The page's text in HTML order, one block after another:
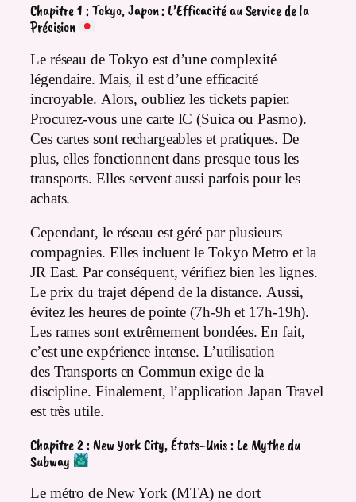
Chapitre 1 : Tokyo, Japon : L’Efficacité au Service de la
Précision
Le réseau de Tokyo est d’une complexité
légendaire. Mais, il est d’une efficacité
incroyable. Alors, oubliez les tickets papier.
Procurez-vous une carte IC (Suica ou Pasmo).
Ces cartes sont rechargeables et pratiques. De
plus, elles fonctionnent dans presque tous les
transports. Elles servent aussi parfois pour les
achats.
Cependant, le réseau est géré par plusieurs
compagnies. Elles incluent le Tokyo Metro et la
JR East. Par conséquent, vérifiez bien les lignes.
Le prix du trajet dépend de la distance. Aussi,
évitez les heures de pointe (7h-9h et 17h-19h).
Les rames sont extrêmement bondées. En fait,
c’est une expérience intense. L’utilisation
des Transports en Commun exige de la
discipline. Finalement, l’application Japan Travel
est très utile.
Chapitre 2 : New York City, États-Unis : Le Mythe du
Subway
Le métro de New York (MTA) ne dort